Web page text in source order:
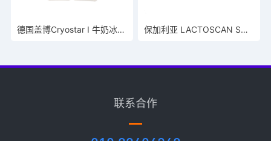
德国盖博Cryostar I 牛奶冰点仪使用AB校准液 保加利亚 LACTOSCAN SCC 体细胞计数仪
联系合作